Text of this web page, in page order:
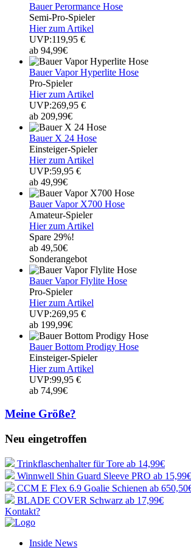
Bauer Perormance Hose
Semi-Pro-Spieler
Hier zum Artikel
UVP:119,95 €
ab 94,99€
Bauer Vapor Hyperlite Hose
Pro-Spieler
Hier zum Artikel
UVP:269,95 €
ab 209,99€
Bauer X 24 Hose
Einsteiger-Spieler
Hier zum Artikel
UVP:59,95 €
ab 49,99€
Bauer Vapor X700 Hose
Amateur-Spieler
Hier zum Artikel
Spare 29%!
ab 49,50€
Sonderangebot
Bauer Vapor Flylite Hose
Pro-Spieler
Hier zum Artikel
UVP:269,95 €
ab 199,99€
Bauer Bottom Prodigy Hose
Einsteiger-Spieler
Hier zum Artikel
UVP:99,95 €
ab 74,99€
Meine Größe?
Neu eingetroffen
Trinkflaschenhalter für Tore ab 14,99€
Winnwell Shin Guard Sleeve PRO ab 15,99€
CCM E Flex 6.9 Goalie Schienen ab
BLADE COVER Schwarz ab 17,99€
Kontakt?
Inside News